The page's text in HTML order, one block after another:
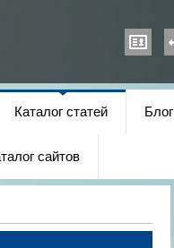
Каталог статей Блог
сайтов